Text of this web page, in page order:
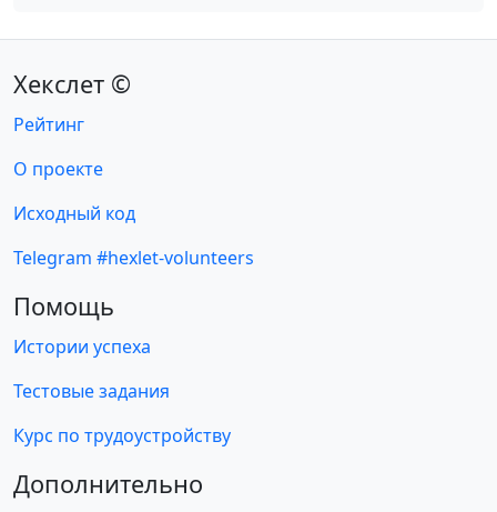
Хекслет ©
Рейтинг
О проекте
Исходный код
Telegram #hexlet-volunteers
Помощь
Истории успеха
Тестовые задания
Курс по трудоустройству
Дополнительно